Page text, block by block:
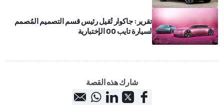
تقرير: جاكوار تُقيل رئيس قسم التصميم المُصمم
لسيارة تايب 00 الإختبارية
شارك هذه القصة